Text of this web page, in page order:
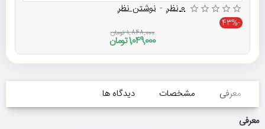
0 نظر - نوشتن نظر
-43%
1,049,000 تومان
1,848,000 تومان
معرفی مشخصات
دیدگاه ها
معرفی